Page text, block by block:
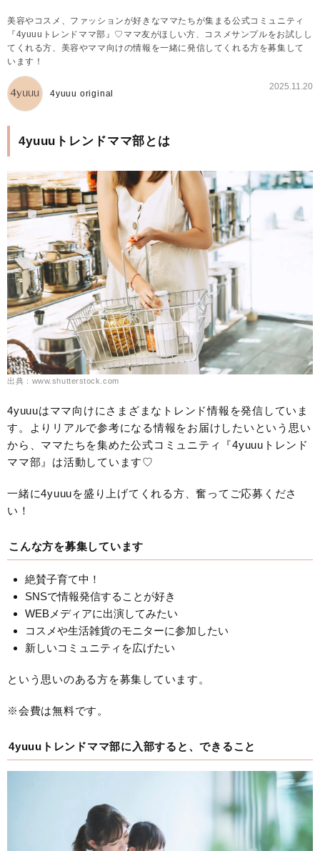
美容やコスメ、ファッションが好きなママたちが集まる公式コミュニティ
『4yuuuトレンドママ部』♡ママ友がほしい方、コスメサンプルをお試しし
てくれる方、美容やママ向けの情報を一緒に発信してくれる方を募集して
います！
4yuuu original
2025.11.20
4yuuuトレンドママ部とは
出典：www.shutterstock.com
4yuuuはママ向けにさまざまなトレンド情報を発信していま
す。よりリアルで参考になる情報をお届けしたいという思い
から、ママたちを集めた公式コミュニティ『4yuuuトレンド
ママ部』は活動しています♡
一緒に4yuuuを盛り上げてくれる方、奮ってご応募くださ
い！
こんな方を募集しています
絶賛子育て中！
SNSで情報発信することが好き
WEBメディアに出演してみたい
コスメや生活雑貨のモニターに参加したい
新しいコミュニティを広げたい
という思いのある方を募集しています。
※会費は無料です。
4yuuuトレンドママ部に入部すると、できること